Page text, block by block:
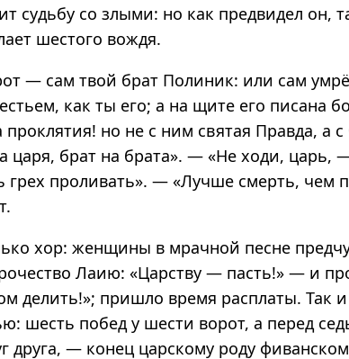
судьбу со злыми: но как предвидел он,
шестого вождя.
— сам твой брат Полиник: или сам
как ты его; а на щите его писана
проклятия! но не с ним святая Правда, а
царя, брат на брата». — «Не ходи, царь,
грех проливать». — «Лучше смерть, чем
хор: женщины в мрачной песне
Лаию: «Царству — пасть!» — и
делить!»; пришло время расплаты. Так
шесть побед у шести ворот, а перед
друга, — конец царскому роду